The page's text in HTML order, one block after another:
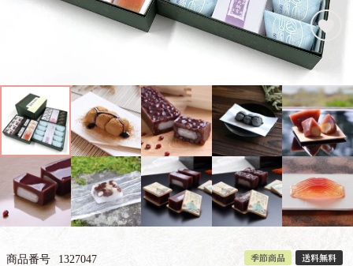
商品番号 1327047 季節商品 送料無料